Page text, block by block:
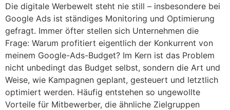
Die digitale Werbewelt steht nie still – insbesondere bei
Google Ads ist ständiges Monitoring und Optimierung
gefragt. Immer öfter stellen sich Unternehmen die
Frage: Warum profitiert eigentlich der Konkurrent von
meinem Google-Ads-Budget? Im Kern ist das Problem
nicht unbedingt das Budget selbst, sondern die Art und
Weise, wie Kampagnen geplant, gesteuert und letztlich
optimiert werden. Häufig entstehen so ungewollte
Vorteile für Mitbewerber, die ähnliche Zielgruppen